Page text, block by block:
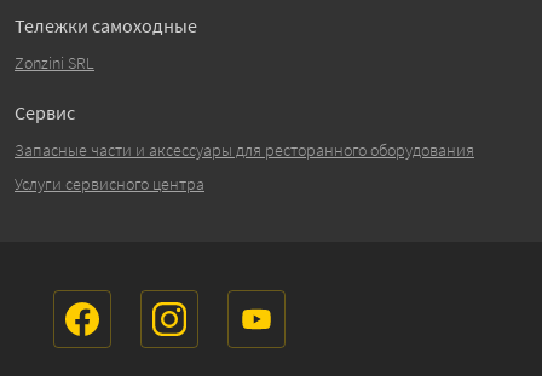
Тележки самоходные
Zonzini SRL
Сервис
Запасные части и аксессуары для ресторанного оборудования
Услуги сервисного центра